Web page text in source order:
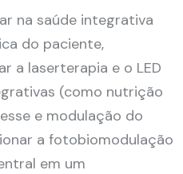
na saúde integrativa
do paciente,
a laserterapia e o LED
(como nutrição
e modulação do
a fotobiomodulação
em um